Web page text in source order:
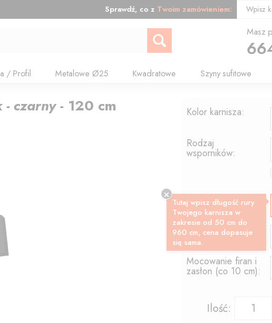
Sprawdź, co z Twoim zamówieniem: Wpisz
/ Profil Metalowe Ø25 Kwadratowe Szyny sufitowe
Masz
czarny- 120 cm Kolor karnisza:
Rodzaj
wsporników:
Długość profilu:
Wzór końcówki:
Mocowanie firan i
zasłon (co 10 cm):
Ilość:
Tutaj wpisz długość rury
Twojego karnisza w
zakresie od 50 cm do
960 cm, cena dopasuje
się sama.